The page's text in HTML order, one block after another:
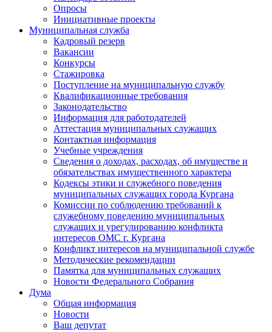
Опросы
Инициативные проекты
Муниципальная служба
Кадровый резерв
Вакансии
Конкурсы
Стажировка
Поступление на муниципальную службу
Квалификационные требования
Законодательство
Информация для работодателей
Аттестация муниципальных служащих
Контактная информация
Учебные учреждения
Сведения о доходах, расходах, об имуществе и
обязательствах имущественного характера
Кодексы этики и служебного поведения
муниципальных служащих города Кургана
Комиссии по соблюдению требований к
служебному поведению муниципальных
служащих и урегулированию конфликта
интересов ОМС г. Кургана
Конфликт интересов на муниципальной службе
Методические рекомендации
Памятка для муниципальных служащих
Новости Федерального Cобрания
Дума
Общая информация
Новости
Ваш депутат